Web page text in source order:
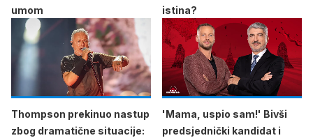
umom
istina?
Thompson prekinuo nastup
zbog dramatične situacije:
'Mama, uspio sam!' Bivši
predsjednički kandidat i